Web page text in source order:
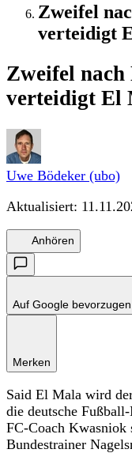
Zweifel
verteidigt
Zweifel
verteidigt El
Uwe Bödeker (ubo)
Aktualisiert:
Anhören
Auf Google bevorzugen
Merken
Said El Mala wird
die deutsche
FC-Coach Kwasniok
Bundestrainer